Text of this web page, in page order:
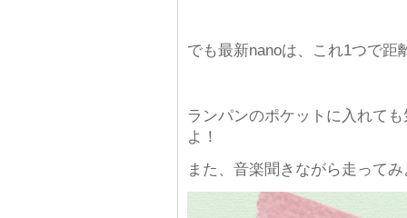
でも最新nanoは、これ1つで距
ランパンのポケットに入れて
よ！
また、音楽聞きながら走って